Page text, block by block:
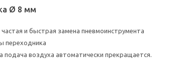
Ø 8 мм
и быстрая замена пневмоинструмента
переходника
воздуха автоматически прекращается.